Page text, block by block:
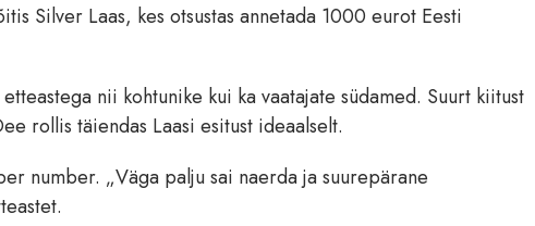
Silver Laas, kes otsustas annetada 1000 eurot Eesti
nii kohtunike kui ka vaatajate südamed. Suurt kiitust
rollis täiendas Laasi esitust ideaalselt.
number. „Väga palju sai naerda ja suurepärane